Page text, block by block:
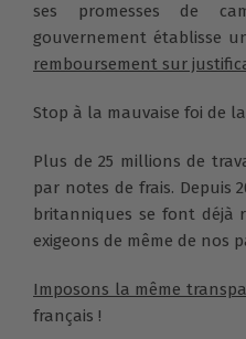
ses promesses de
gouvernement établisse
remboursement sur
Stop à la mauvaise foi de
Plus de 25 millions de
par notes de frais. Depuis
britanniques se font déjà
exigeons de même de nos
Imposons la même
français !